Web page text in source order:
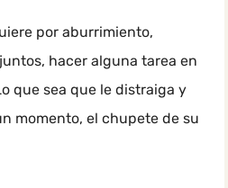
por aburrimiento,
hacer alguna tarea en
que sea que le distraiga y
momento, el chupete de su